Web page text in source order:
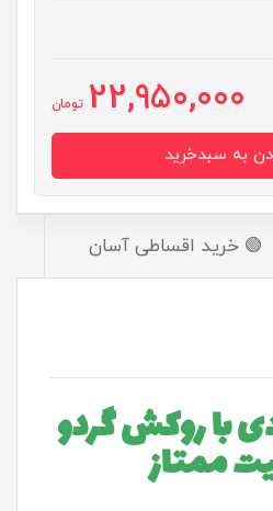
22,950,000 تومان
🟢 خرید اقساطی آسان
با روکش گردو
ممتاز